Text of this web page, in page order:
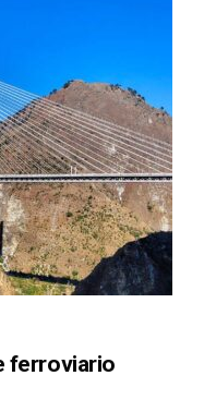
ferroviario